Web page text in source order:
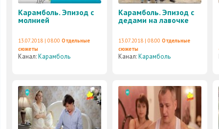
Карамболь. Эпизод с
молнией
13.07.2018 | 08:00 Отдельные
сюжеты
Канал:Карамболь
Карамболь. Эпизод с
дедами на лавочке
13.07.2018 | 08:00 Отдельные
сюжеты
Канал:Карамболь